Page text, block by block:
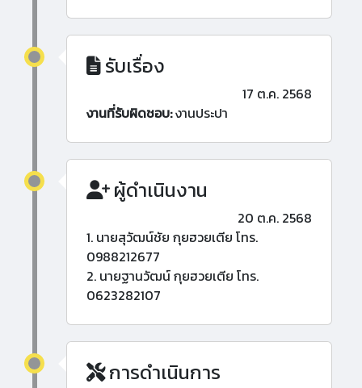
รับเรื่อง
17 ต.ค. 2568
งานที่รับผิดชอบ:งานประปา
ผู้ดำเนินงาน
20 ต.ค. 2568
1. นายสุวัฒน์ชัย กุยฮวยเตีย โทร.
0988212677
2. นายฐานวัฒน์ กุยฮวยเตีย โทร.
0623282107
การดำเนินการ